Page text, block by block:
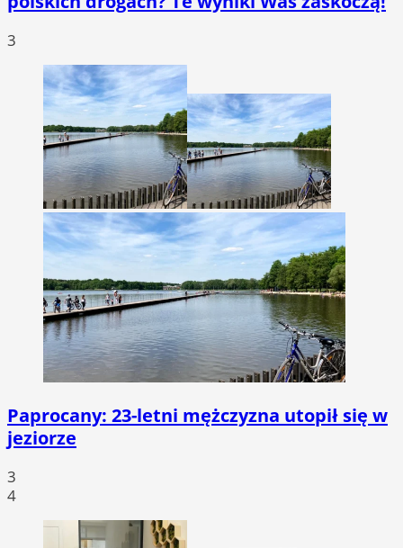
3
Paprocany: 23-letni mężczyzna utopił się w
jeziorze
3
4